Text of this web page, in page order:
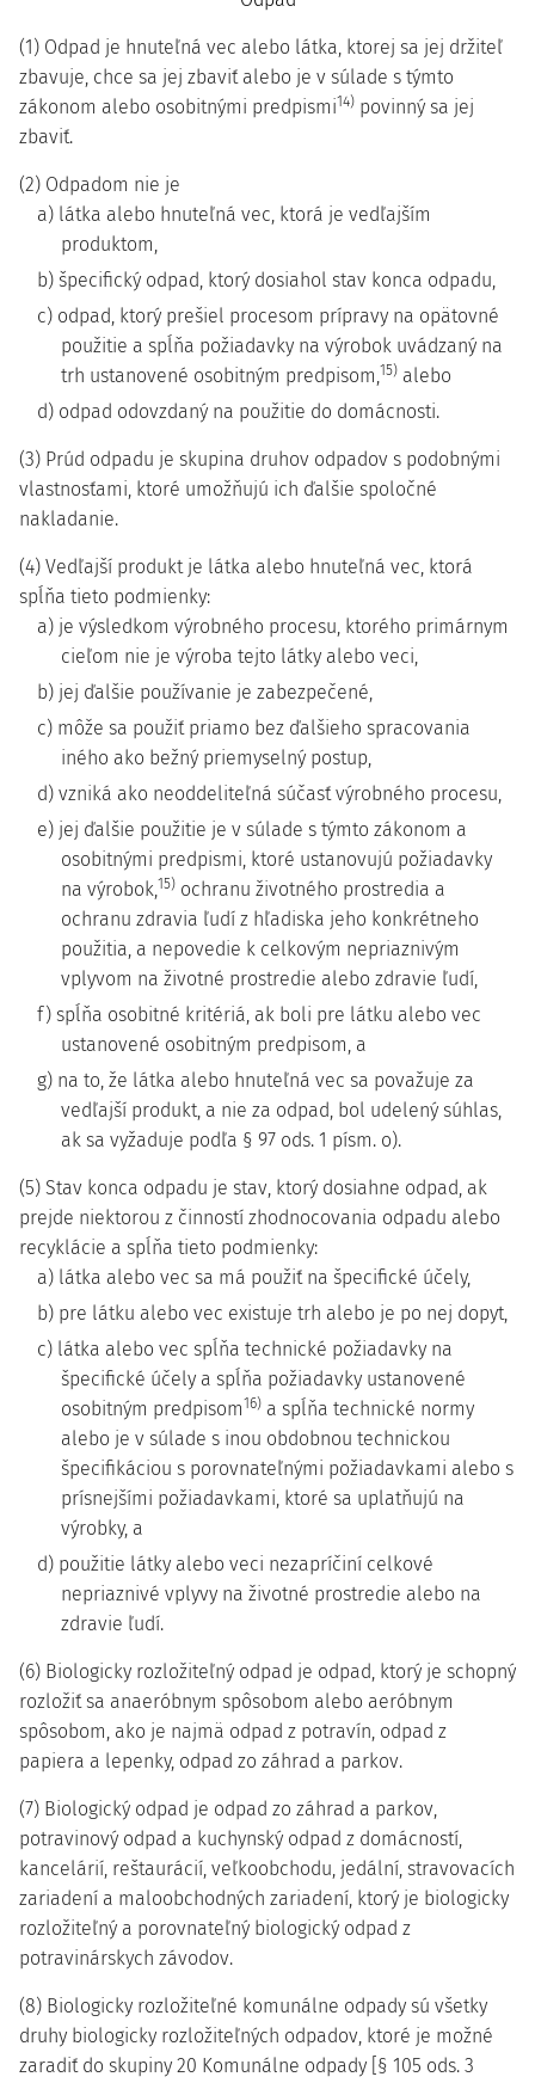
(1) Odpad je hnuteľná vec alebo látka, ktorej sa jej držiteľ
zbavuje, chce sa jej zbaviť alebo je v súlade s týmto
zákonom alebo osobitnými predpismi14) povinný sa jej
zbaviť.
(2) Odpadom nie je
a) látka alebo hnuteľná vec, ktorá je vedľajším
produktom,
b) špecifický odpad, ktorý dosiahol stav konca odpadu,
c) odpad, ktorý prešiel procesom prípravy na opätovné
použitie a spĺňa požiadavky na výrobok uvádzaný na
trh ustanovené osobitným predpisom,15) alebo
d) odpad odovzdaný na použitie do domácnosti.
(3) Prúd odpadu je skupina druhov odpadov s podobnými
vlastnosťami, ktoré umožňujú ich ďalšie spoločné
nakladanie.
(4) Vedľajší produkt je látka alebo hnuteľná vec, ktorá
spĺňa tieto podmienky:
a) je výsledkom výrobného procesu, ktorého primárnym
cieľom nie je výroba tejto látky alebo veci,
b) jej ďalšie používanie je zabezpečené,
c) môže sa použiť priamo bez ďalšieho spracovania
iného ako bežný priemyselný postup,
d) vzniká ako neoddeliteľná súčasť výrobného procesu,
e) jej ďalšie použitie je v súlade s týmto zákonom a
osobitnými predpismi, ktoré ustanovujú požiadavky
na výrobok,15) ochranu životného prostredia a
ochranu zdravia ľudí z hľadiska jeho konkrétneho
použitia, a nepovedie k celkovým nepriaznivým
vplyvom na životné prostredie alebo zdravie ľudí,
f) spĺňa osobitné kritériá, ak boli pre látku alebo vec
ustanovené osobitným predpisom, a
g) na to, že látka alebo hnuteľná vec sa považuje za
vedľajší produkt, a nie za odpad, bol udelený súhlas,
ak sa vyžaduje podľa § 97 ods. 1 písm. o).
(5) Stav konca odpadu je stav, ktorý dosiahne odpad, ak
prejde niektorou z činností zhodnocovania odpadu alebo
recyklácie a spĺňa tieto podmienky:
a) látka alebo vec sa má použiť na špecifické účely,
b) pre látku alebo vec existuje trh alebo je po nej dopyt,
c) látka alebo vec spĺňa technické požiadavky na
špecifické účely a spĺňa požiadavky ustanovené
osobitným predpisom16) a spĺňa technické normy
alebo je v súlade s inou obdobnou technickou
špecifikáciou s porovnateľnými požiadavkami alebo s
prísnejšími požiadavkami, ktoré sa uplatňujú na
výrobky, a
d) použitie látky alebo veci nezapríčiní celkové
nepriaznivé vplyvy na životné prostredie alebo na
zdravie ľudí.
(6) Biologicky rozložiteľný odpad je odpad, ktorý je schopný
rozložiť sa anaeróbnym spôsobom alebo aeróbnym
spôsobom, ako je najmä odpad z potravín, odpad z
papiera a lepenky, odpad zo záhrad a parkov.
(7) Biologický odpad je odpad zo záhrad a parkov,
potravinový odpad a kuchynský odpad z domácností,
kancelárií, reštaurácií, veľkoobchodu, jedální, stravovacích
zariadení a maloobchodných zariadení, ktorý je biologicky
rozložiteľný a porovnateľný biologický odpad z
potravinárskych závodov.
(8) Biologicky rozložiteľné komunálne odpady sú všetky
druhy biologicky rozložiteľných odpadov, ktoré je možné
zaradiť do skupiny 20 Komunálne odpady [§ 105 ods. 3